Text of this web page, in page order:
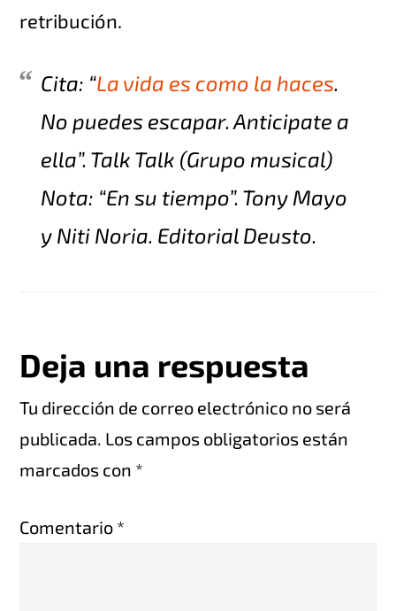
retribución.
Cita: “La vida es como la haces.
No puedes escapar. Anticipate a
ella”. Talk Talk (Grupo musical)
Nota: “En su tiempo”. Tony Mayo
y Niti Noria. Editorial Deusto.
Interacciones
con
los
Deja una respuesta
Tu dirección de correo electrónico no será
publicada. Los campos obligatorios están
marcados con *
Comentario *